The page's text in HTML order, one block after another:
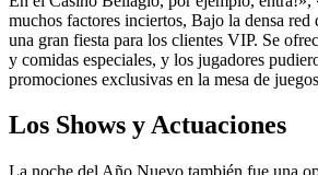
muchos factores inciertos, Bajo la densa red
una gran fiesta para los clientes VIP. Se
y comidas especiales, y los jugadores
promociones exclusivas en la mesa de
Los Shows y Actuaciones